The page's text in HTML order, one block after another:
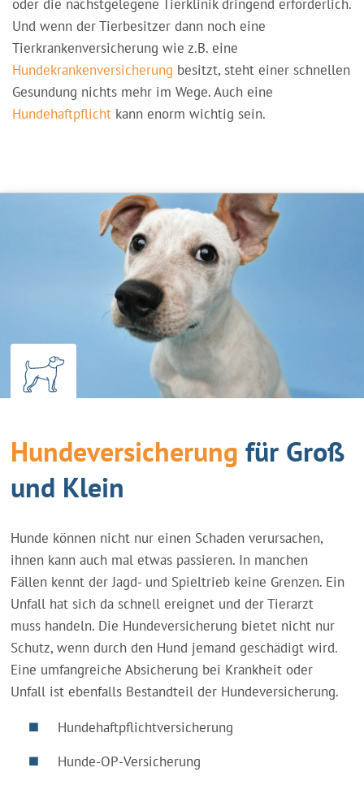
oder die nächstgelegene Tierklinik dringend erforderlich.
Und wenn der Tierbesitzer dann noch eine
Tierkrankenversicherung wie z.B. eine
Hundekrankenversicherung besitzt, steht einer schnellen
Gesundung nichts mehr im Wege. Auch eine
Hundehaftpflicht kann enorm wichtig sein.
Hundeversicherung für Groß
und Klein
Hunde können nicht nur einen Schaden verursachen,
ihnen kann auch mal etwas passieren. In manchen
Fällen kennt der Jagd- und Spieltrieb keine Grenzen. Ein
Unfall hat sich da schnell ereignet und der Tierarzt
muss handeln. Die Hundeversicherung bietet nicht nur
Schutz, wenn durch den Hund jemand geschädigt wird.
Eine umfangreiche Absicherung bei Krankheit oder
Unfall ist ebenfalls Bestandteil der Hundeversicherung.
Hundehaftpflichtversicherung
Hunde-OP-Versicherung